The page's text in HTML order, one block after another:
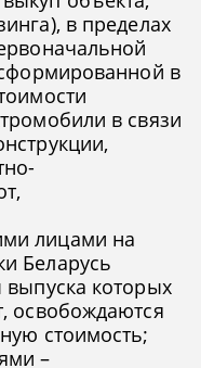
в пределах
в
в связи
лицами на
Беларусь
выпуска которых
освобождаются
стоимость;
–